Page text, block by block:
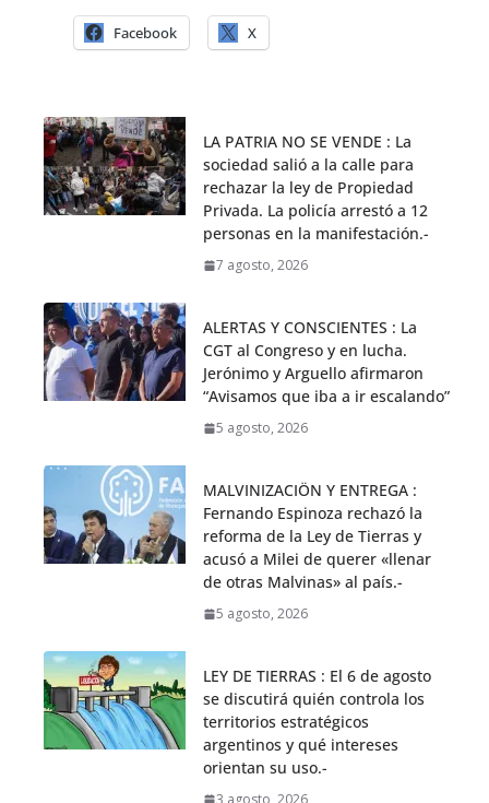
Facebook X
LA PATRIA NO SE VENDE : La
sociedad salió a la calle para
rechazar la ley de Propiedad
Privada. La policía arrestó a 12
personas en la manifestación.-
7 agosto, 2026
ALERTAS Y CONSCIENTES : La
CGT al Congreso y en lucha.
Jerónimo y Arguello afirmaron
“Avisamos que iba a ir escalando”
5 agosto, 2026
MALVINIZACIÖN Y ENTREGA :
Fernando Espinoza rechazó la
reforma de la Ley de Tierras y
acusó a Milei de querer «llenar
de otras Malvinas» al país.-
5 agosto, 2026
LEY DE TIERRAS : El 6 de agosto
se discutirá quién controla los
territorios estratégicos
argentinos y qué intereses
orientan su uso.-